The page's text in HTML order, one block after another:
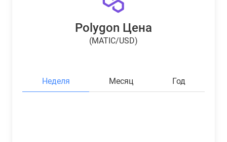
Polygon Цена
(MATIC/USD)
Неделя Месяц Год